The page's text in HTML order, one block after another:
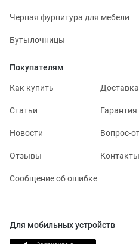
Черная фурнитура для мебели
Бутылочницы
Покупателям
Как купить
Статьи
Новости Вопрос-
Отзывы Контакты
Сообщение об ошибке
Для мобильных устройств